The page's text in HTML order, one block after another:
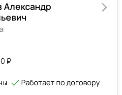
Александр
₽
Работает по договору